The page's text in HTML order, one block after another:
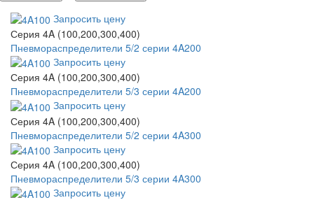
Запросить цену
Серия 4A (100,200,300,400)
Пневмораспределители 5/2 серии 4A200
Запросить цену
Серия 4A (100,200,300,400)
Пневмораспределители 5/3 серии 4A200
Запросить цену
Серия 4A (100,200,300,400)
Пневмораспределители 5/2 серии 4A300
Запросить цену
Серия 4A (100,200,300,400)
Пневмораспределители 5/3 серии 4A300
Запросить цену